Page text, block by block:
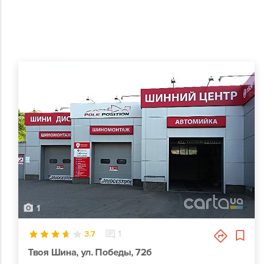
1
3.7 1
Твоя Шина, ул. Победы, 72б